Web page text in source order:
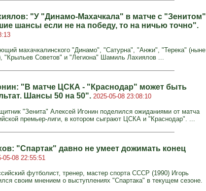
"У "Динамо-Махачкала" в матче с "Зенитом"
шансы если не на победу, то на ничью точно".
махачкалинского "Динамо", "Сатурна", "Анжи", "Терека" (ныне
"Крыльев Советов" и "Легиона" Шамиль Лахиялов ...
"В матче ЦСКА - "Краснодар" может быть
Шансы 50 на 50". 2025-05-08 23:08:10
"Зенита" Алексей Игонин поделился ожиданиями от матча
премьер-лиги, в котором сыграют ЦСКА и "Краснодар". ...
"Спартак" давно не умеет дожимать конец
05-08 22:55:51
футболист, тренер, мастер спорта СССР (1990) Игорь
своим мнением о выступлениях "Спартака" в текущем сезоне.